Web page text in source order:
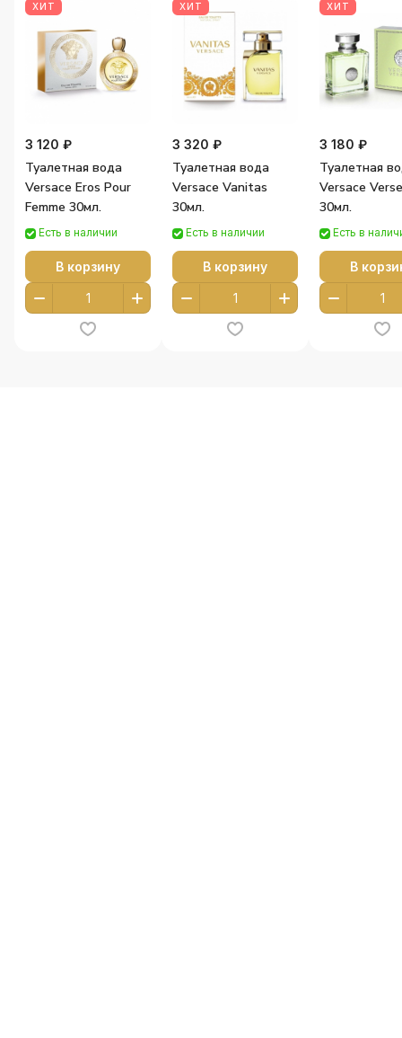
ХИТ
3 120 ₽
Туалетная вода
Versace Eros Pour
Femme 30мл.
Есть в наличии
В корзину
ХИТ
3 320 ₽
Туалетная вода
Versace Vanitas
30мл.
Есть в наличии
В корзину
ХИТ
3 180 ₽
Туалетная
Versace
30мл.
Есть в
В